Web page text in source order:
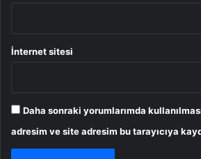
İnternet sitesi
Daha sonraki yorumlarımda
adresim ve site adresim bu tarayıcıya